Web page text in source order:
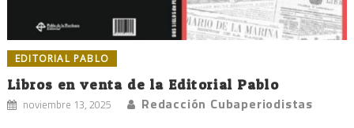
EDITORIAL PABLO
Libros en venta de la Editorial Pablo
noviembre 13, 2025 Redacción Cubaperiodistas